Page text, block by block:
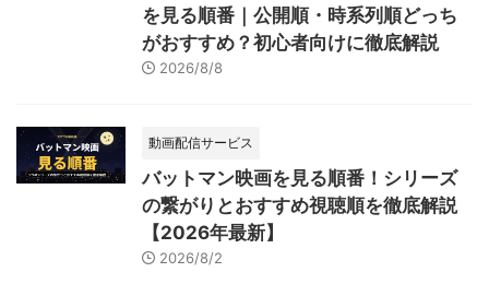
を見る順番｜公開順・時系列順どっち
がおすすめ？初心者向けに徹底解説
2026/8/8
動画配信サービス
バットマン映画を見る順番！シリーズ
の繋がりとおすすめ視聴順を徹底解説
【2026年最新】
2026/8/2